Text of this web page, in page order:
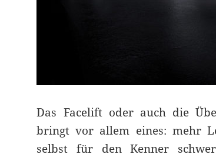
Das Facelift oder auch die
bringt vor allem eines: mehr
selbst für den Kenner